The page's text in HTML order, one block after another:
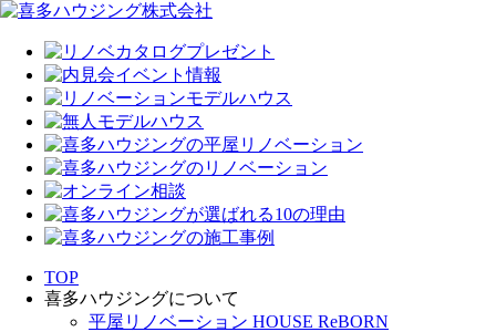
TOP
喜多ハウジングについて
平屋リノベーション HOUSE ReBORN